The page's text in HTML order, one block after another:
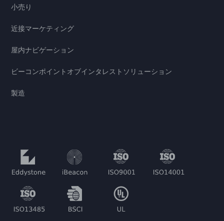
小売り
近接マーケティング
屋内ナビゲーション
ビーコンポイントオブインタレストソリューション
製造